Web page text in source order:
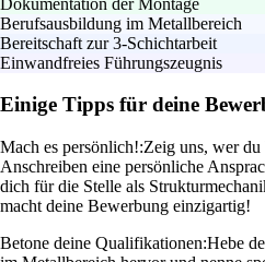
Berufsausbildung im Metallbereich
Bereitschaft zur 3-Schichtarbeit
Einwandfreies Führungszeugnis
Einige Tipps für deine
Mach es persönlich!:Zeig uns, wer
Anschreiben eine persönliche
dich für die Stelle als
macht deine Bewerbung einzigartig!
Betone deine Qualifikationen:Hebe